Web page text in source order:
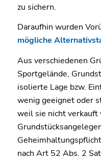
zu sichern.
Daraufhin wurden
mögliche
Aus verschiedenen
Sportgelände,
isolierte Lage bzw.
wenig geeignet oder
weil sie nicht verkauft
nach Art 52 Abs. 2